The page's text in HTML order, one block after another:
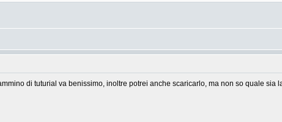
di tuturial va benissimo, inoltre potrei anche scaricarlo, ma non so quale sia